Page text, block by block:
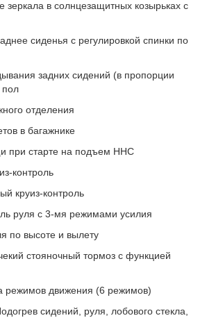
зеркала в солнцезащитных козырьках с
сиденья с регулировкой спинки по
задних сидений (в пропорции
пол
отделения
в багажнике
при старте на подъем HHC
контроль
круиз-контроль
руля с 3-мя режимами усилия
по высоте и вылету
стояночный тормоз с функцией
режимов движения (6 режимов)
сидений, руля, лобового стекла,